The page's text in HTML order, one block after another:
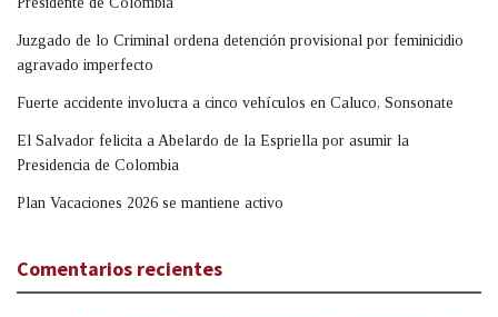
Juzgado de lo Criminal ordena detención provisional por feminicidio
agravado imperfecto
Fuerte accidente involucra a cinco vehículos en Caluco, Sonsonate
El Salvador felicita a Abelardo de la Espriella por asumir la
Presidencia de Colombia
Plan Vacaciones 2026 se mantiene activo
Comentarios recientes